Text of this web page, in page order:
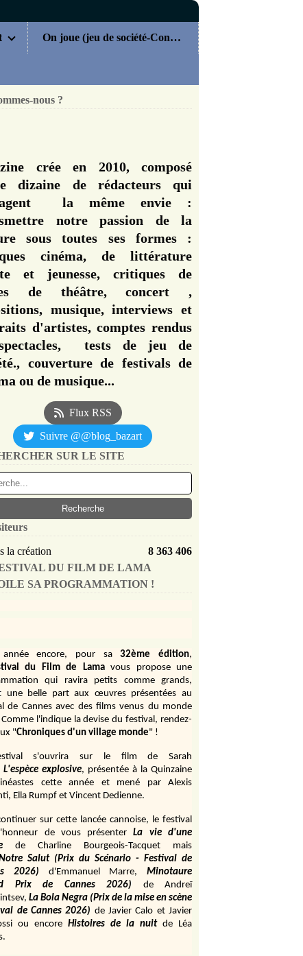
On joue (jeu de société-Concours)
nous ?
crée en 2010, composé
dizaine de rédacteurs qui
la même envie :
notre passion de la
sous toutes ses formes :
cinéma, de littérature
et jeunesse, critiques de
de théâtre, concert ,
musique, interviews et
d'artistes, comptes rendus
tests de jeu de
couverture de festivals de
ou de musique...
Flux RSS
Suivre @@blog_bazart
SUR LE SITE
la création
8 363 406
DU FILM DE LAMA
SA PROGRAMMATION !
année encore, pour sa 32ème édition,
du Film de Lama vous propose une
qui ravira petits comme grands,
une belle part aux œuvres présentées au
de Cannes avec des films venus du monde
l'indique la devise du festival, rendez-
"Chroniques d'un village monde" !
s'ouvrira sur le film de Sarah
L'espèce explosive, présentée à la Quinzaine
cette année et mené par Alexis
Ella Rumpf et Vincent Dedienne.
sur cette lancée cannoise, le festival
de vous présenter
La vie d'une
de Charline Bourgeois-Tacquet
mais
Salut (Prix du Scénario - Festival de
2026)
d'Emmanuel Marre,
Minotaure
Prix de Cannes 2026)
de Andreï
La Bola Negra (Prix de la mise en scène
de Cannes 2026) de Javier Calo et Javier
ou encore Histoires de la nuit de Léa